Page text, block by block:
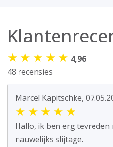
★ ★ ★ ★ ★ 4,96
48 recensies
Marcel Kapitschke,
★ ★ ★ ★ ★
Hallo, ik ben erg tevreden
nauwelijks slijtage.